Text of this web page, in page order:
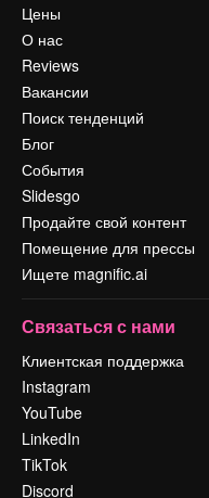
Цены
О нас
Reviews
Вакансии
Поиск тенденций
Блог
События
Slidesgo
Продайте свой контент
Помещение для прессы
Ищете magnific.ai
Связаться с нами
Клиентская поддержка
Instagram
YouTube
LinkedIn
TikTok
Discord